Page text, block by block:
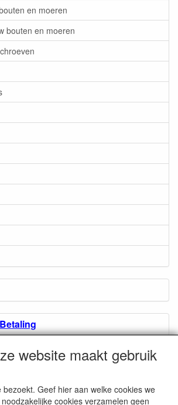
en moeren
bouten en moeren
website maakt gebruik
bezoekt. Geef hier aan welke cookies we
cookies verzamelen geen